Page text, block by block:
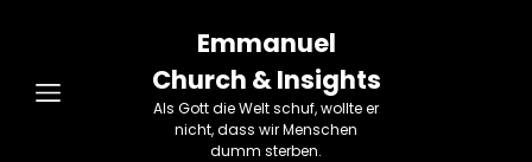
Emmanuel
Church & Insights
Als Gott die Welt schuf, wollte er
nicht, dass wir Menschen
dumm sterben.